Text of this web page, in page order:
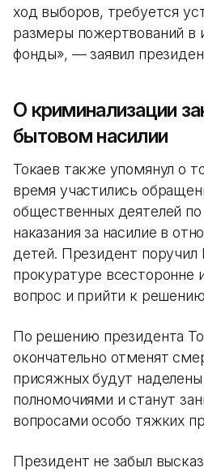
ход выборов, требуется
размеры пожертвований в
фонды», — заявил
О криминализации
бытовом насилии
Токаев также упомянул о
время участились
общественных деятелей
наказания за насилие в
детей. Президент поручил
прокуратуре всесторонне
вопрос и прийти к
По решению президента
окончательно отменят
присяжных будут
полномочиями и станут
вопросами особо тяжких
Президент не забыл